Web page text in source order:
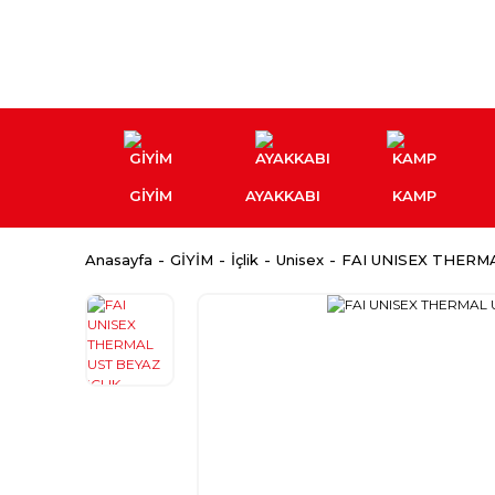
GİYİM AYAKKABI KAMP
Anasayfa GİYİM İçlik Unisex FAI UNISEX